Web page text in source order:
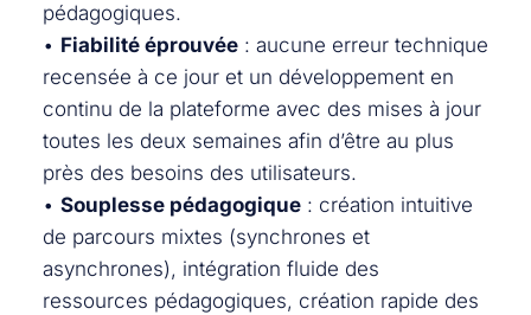
pédagogiques.
• Fiabilité éprouvée: aucune erreur technique
recensée à ce jour et un développement en
continu de la plateforme avec des mises à jour
toutes les deux semaines afin d’être au plus
près des besoins des utilisateurs.
• Souplesse pédagogique: création intuitive
de parcours mixtes (synchrones et
asynchrones), intégration fluide des
ressources pédagogiques, création rapide des